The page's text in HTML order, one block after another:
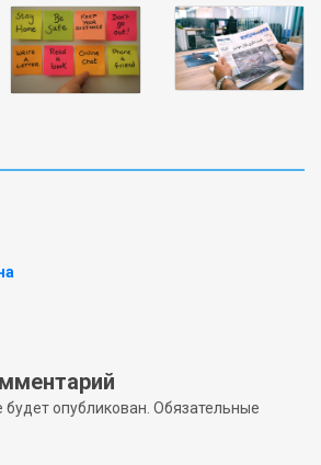
опубликован. Обязательные